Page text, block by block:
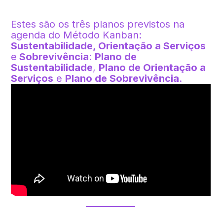
Estes são os três planos previstos na
agenda do Método Kanban:
Sustentabilidade, Orientação a Serviços
e Sobrevivência: Plano de
Sustentabilidade, Plano de Orientação a
Serviços e Plano de Sobrevivência.